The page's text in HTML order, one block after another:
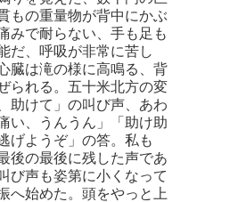
もの重量物が背中にかぶ
みで耐らない、手も足も
だ、呼吸が非常に苦し
臓は滝の様に高鳴る、背
られる。五十米北方の変
助けて」の叫び声、あわ
い、うんうん」「助け助
げようぞ」の答。私も
後の最後に残した声であ
び声も姿第に小くなって
へ始めた。頭をやっと上